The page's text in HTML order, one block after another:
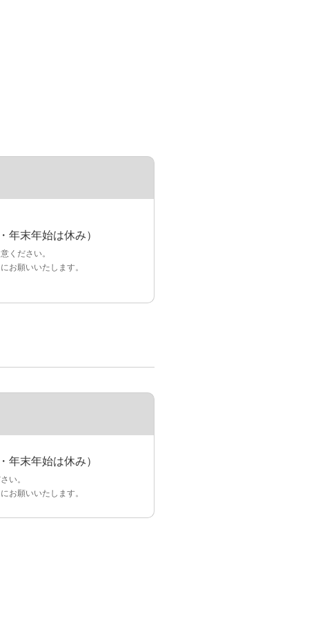
末年始は休み）
ください。
お願いいたします。
末年始は休み）
い。
お願いいたします。